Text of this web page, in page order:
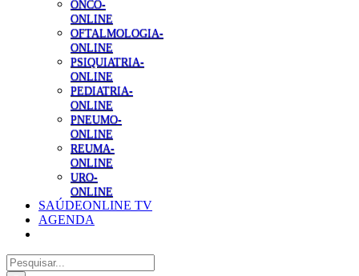
ONCO-
ONLINE
OFTALMOLOGIA-
ONLINE
PSIQUIATRIA-
ONLINE
PEDIATRIA-
ONLINE
PNEUMO-
ONLINE
REUMA-
ONLINE
URO-
ONLINE
SAÚDEONLINE TV
AGENDA
Pesquisar